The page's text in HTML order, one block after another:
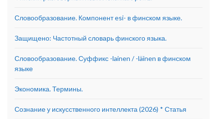
Словообразование. Компонент esi- в финском языке.
Защищено: Частотный словарь финского языка.
Словообразование. Суффикс -lainen / -läinen в финском
языке
Экономика. Термины.
Сознание у искусственного интеллекта (2026) * Статья